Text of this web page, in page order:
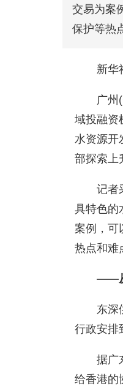
交易为案
保护等热
新华
广州
域投融资
水资源开
部探索上
记者
具特色的
案例，可
热点和难
——
东深
行政安排
据广
给香港的